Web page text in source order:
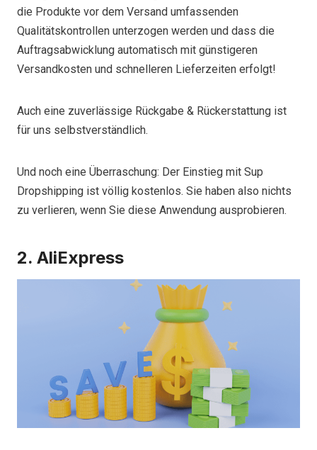
die Produkte vor dem Versand umfassenden
Qualitätskontrollen unterzogen werden und dass die
Auftragsabwicklung automatisch mit günstigeren
Versandkosten und schnelleren Lieferzeiten erfolgt!
Auch eine zuverlässige Rückgabe & Rückerstattung ist
für uns selbstverständlich.
Und noch eine Überraschung: Der Einstieg mit Sup
Dropshipping ist völlig kostenlos. Sie haben also nichts
zu verlieren, wenn Sie diese Anwendung ausprobieren.
2. AliExpress